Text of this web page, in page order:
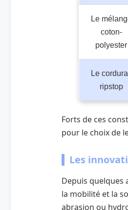
Le
coton-
polyester
Le
ripstop
Forts de ces
pour le choix de
Les
Depuis quelques
la mobilité et la
abrasion ou